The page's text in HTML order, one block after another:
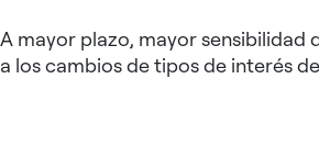
A mayor plazo, mayor sensibilidad
a los cambios de tipos de interés